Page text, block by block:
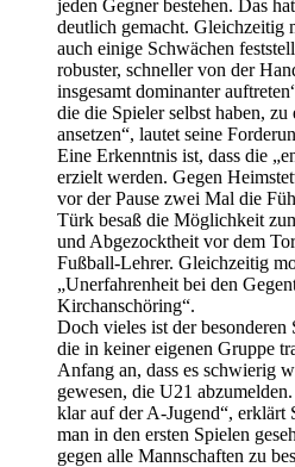
jeden Gegner bestehen. Das
deutlich gemacht. Gleichzeitig
auch einige Schwächen
robuster, schneller von der
insgesamt dominanter
die die Spieler selbst haben,
ansetzen“, lautet seine
Eine Erkenntnis ist, dass die
erzielt werden. Gegen
vor der Pause zwei Mal die
Türk besaß die Möglichkeit
und Abgezocktheit vor dem
Fußball-Lehrer. Gleichzeitig
„Unerfahrenheit bei den
Kirchanschöring“.
Doch vieles ist der
die in keiner eigenen Gruppe
Anfang an, dass es schwierig
gewesen, die U21
klar auf der A-Jugend“, erklärt
man in den ersten Spielen
gegen alle Mannschaften zu